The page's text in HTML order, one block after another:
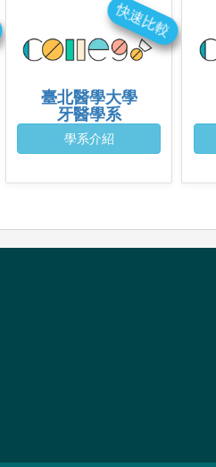
臺北醫學大學
牙醫學系
學系介紹
快速比較